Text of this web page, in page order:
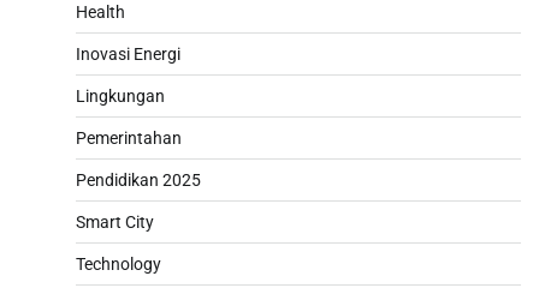
Health
Inovasi Energi
Lingkungan
Pemerintahan
Pendidikan 2025
Smart City
Technology